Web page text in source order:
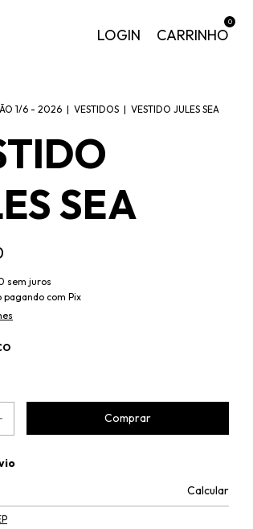
LOGIN CARRINHO
0
1/6 - 2026 | VESTIDOS | VESTIDO JULES SEA
SEA
sem juros
pagando com Pix
Calcular